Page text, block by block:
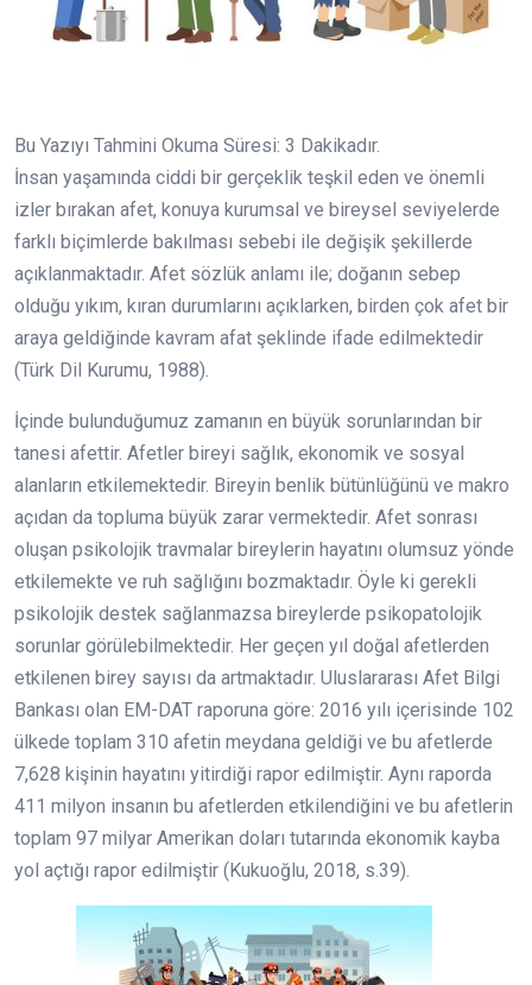
Bu Yazıyı Tahmini Okuma Süresi: 3 Dakikadır.
İnsan yaşamında ciddi bir gerçeklik teşkil eden ve önemli
izler bırakan afet, konuya kurumsal ve bireysel seviyelerde
farklı biçimlerde bakılması sebebi ile değişik şekillerde
açıklanmaktadır. Afet sözlük anlamı ile; doğanın sebep
olduğu yıkım, kıran durumlarını açıklarken, birden çok afet bir
araya geldiğinde kavram afat şeklinde ifade edilmektedir
(Türk Dil Kurumu, 1988).
İçinde bulunduğumuz zamanın en büyük sorunlarından bir
tanesi afettir. Afetler bireyi sağlık, ekonomik ve sosyal
alanların etkilemektedir. Bireyin benlik bütünlüğünü ve makro
açıdan da topluma büyük zarar vermektedir. Afet sonrası
oluşan psikolojik travmalar bireylerin hayatını olumsuz yönde
etkilemekte ve ruh sağlığını bozmaktadır. Öyle ki gerekli
psikolojik destek sağlanmazsa bireylerde psikopatolojik
sorunlar görülebilmektedir. Her geçen yıl doğal afetlerden
etkilenen birey sayısı da artmaktadır. Uluslararası Afet Bilgi
Bankası olan EM-DAT raporuna göre: 2016 yılı içerisinde 102
ülkede toplam 310 afetin meydana geldiği ve bu afetlerde
7,628 kişinin hayatını yitirdiği rapor edilmiştir. Aynı raporda
411 milyon insanın bu afetlerden etkilendiğini ve bu afetlerin
toplam 97 milyar Amerikan doları tutarında ekonomik kayba
yol açtığı rapor edilmiştir (Kukuoğlu, 2018, s.39).